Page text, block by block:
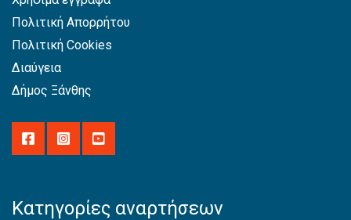
Πολιτική Απορρήτου
Πολιτική Cookies
Διαύγεια
Δήμος Ξάνθης
Κατηγορίες αναρτήσεων